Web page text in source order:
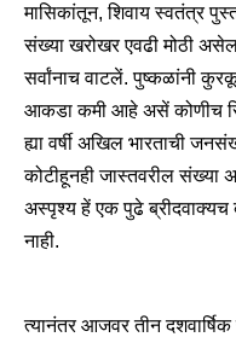
मासिकांतून, शिवाय स्वतंत्र
संख्या खरोखर एवढी मोठी
सर्वांनाच वाटलें. पुष्कळांनी
आकडा कमी आहे असें कोणीच
ह्या वर्षी अखिल भारताची
कोटीहूनही जास्तवरील संख्या
अस्पृश्य हें एक पुढे ब्रीदवाक्यच
नाही.
त्यानंतर आजवर तीन